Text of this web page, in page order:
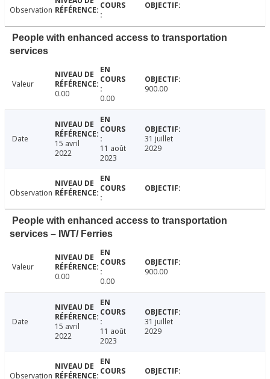
Observation
People with enhanced access to transportation
services
Valeur
0.00
0.00
900.00
Date
15 avril
2022
11 août
2023
31 juillet
2029
Observation
People with enhanced access to transportation
services – IWT/ Ferries
Valeur
0.00
0.00
900.00
Date
15 avril
2022
11 août
2023
31 juillet
2029
Observation